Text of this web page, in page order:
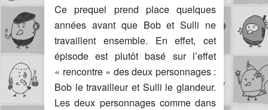
Ce prequel prend place quelques
années avant que Bob et Sulli ne
travaillent ensemble. En effet, cet
épisode est plutôt basé sur l’effet
« rencontre » des deux personnages :
Bob le travailleur et Sulli le glandeur.
Les deux personnages comme dans